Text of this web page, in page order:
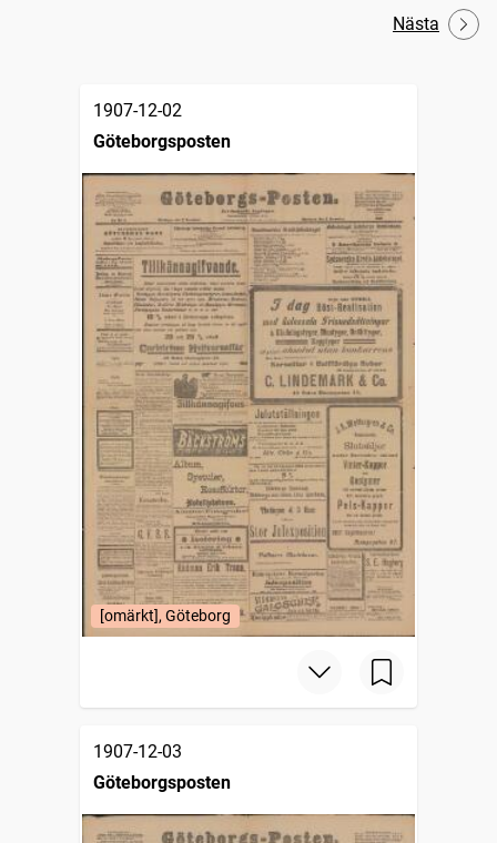
Nästa
1907-12-02
Göteborgsposten
[omärkt], Göteborg
1907-12-03
Göteborgsposten